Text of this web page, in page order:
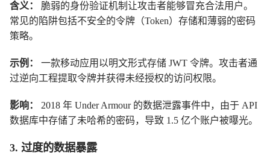
含义：
脆弱的身份验证机制让攻击者能够冒充合法用户。
常见的陷阱包括不安全的令牌（Token）存储和薄弱的密码
策略。
示例：
一款移动应用以明文形式存储 JWT 令牌。攻击者通
过逆向工程提取令牌并获得未经授权的访问权限。
影响：
2018 年 Under Armour 的数据泄露事件中，由于 API
数据库中存储了未哈希的密码，导致 1.5 亿个账户被曝光。
3. 过度的数据暴露